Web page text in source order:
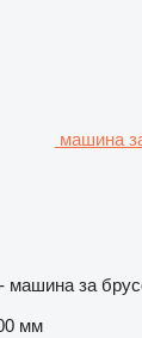
машина
машина за
мм